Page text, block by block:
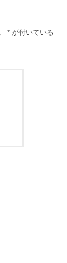
* が付いている